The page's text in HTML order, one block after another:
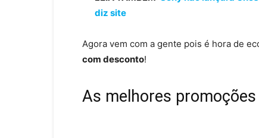
diz site
Agora vem com a gente pois é hora de
com desconto!
As melhores